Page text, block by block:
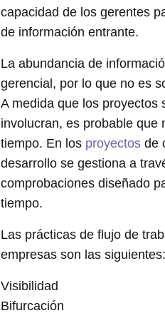
capacidad de los gerentes
de información entrante.
La abundancia de
gerencial, por lo que no es
A medida que los proyectos
involucran, es probable que
tiempo. En los proyectosde
desarrollo se gestiona a
comprobaciones diseñado
tiempo.
Las prácticas de flujo de
empresas son las siguientes:
Visibilidad
Bifurcación